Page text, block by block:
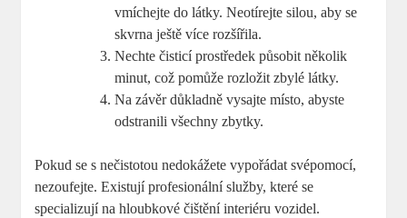
vmíchejte do látky. Neotírejte silou, aby se
skvrna ještě více rozšířila.
Nechte čisticí prostředek působit několik
minut, což pomůže rozložit zbylé látky.
Na závěr důkladně vysajte místo, abyste
odstranili všechny zbytky.
Pokud se s nečistotou nedokážete vypořádat svépomocí,
nezoufejte. Existují profesionální služby, které se
specializují na hloubkové čištění interiéru vozidel.